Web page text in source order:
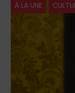
À LA UNE